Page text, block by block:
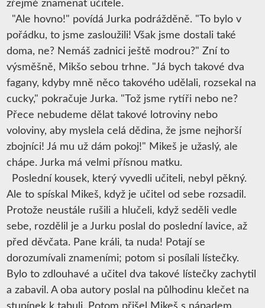
zřejmě znamenat učitele.
"Ale hovno!" povídá Jurka podrážděně. "To bylo v
pořádku, to jsme zasloužili! Však jsme dostali také
doma, ne? Nemáš zadnici ještě modrou?" Zní to
výsměšně, Mikšo sebou trhne. "Já bych takové dva
fagany, kdyby mně něco takového udělali, rozsekal na
cucky," pokračuje Jurka. "Tož jsme rytíři nebo ne?
Přece nebudeme dělat takové lotroviny nebo
voloviny, aby myslela celá dědina, že jsme nejhorší
zbojníci! Já mu už dám pokoj!" Mikeš je užaslý, ale
chápe. Jurka má velmi přísnou matku.
Poslední kousek, který vyvedli učiteli, nebyl pěkný.
Ale to spískal Mikeš, když je učitel od sebe rozsadil.
Protože neustále rušili a hlučeli, když seděli vedle
sebe, rozdělil je a Jurku poslal do poslední lavice, až
před děvčata. Pane králi, ta nuda! Potají se
dorozumívali znameními; potom si posílali lístečky.
Bylo to zdlouhavé a učitel dva takové lístečky zachytil
a zabavil. A oba autory poslal na půlhodinu klečet na